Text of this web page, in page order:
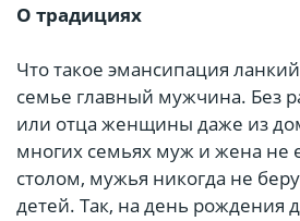
О традициях
Что такое эмансипация
семье главный мужчина. Без
или отца женщины даже из
многих семьях муж и жена не
столом, мужья никогда не
детей. Так, на день рождения